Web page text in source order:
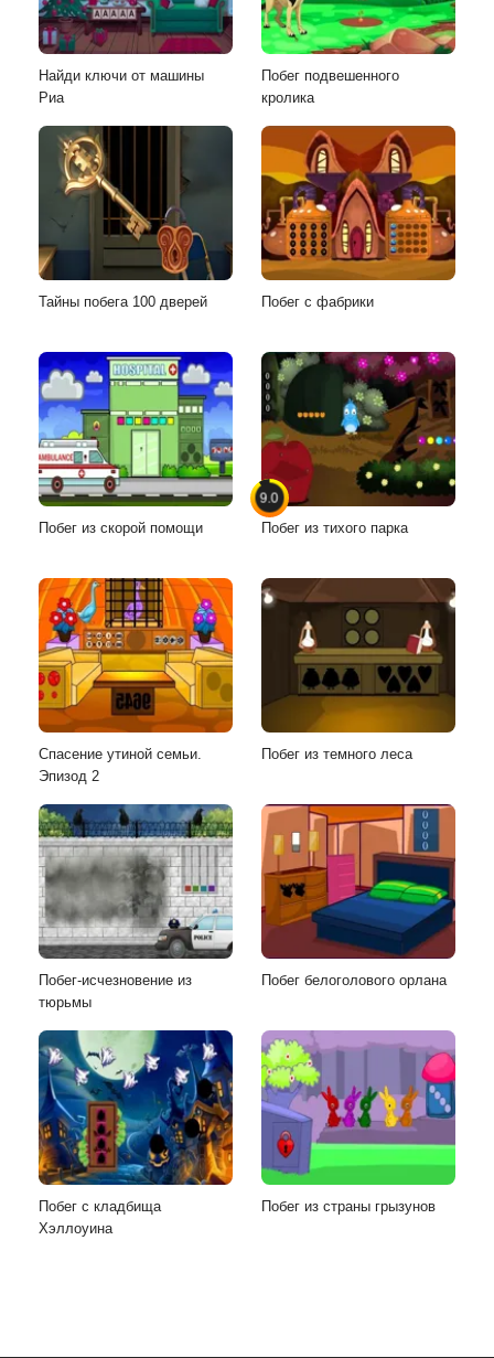
Найди ключи от машины
Риа
Побег подвешенного
кролика
Тайны побега 100 дверей Побег с фабрики
Побег из скорой помощи
9.0
Побег из тихого парка
Спасение утиной семьи.
Эпизод 2
Побег из темного леса
Побег-исчезновение из
тюрьмы
Побег белоголового орлана
Побег с кладбища
Хэллоуина
Побег из страны грызунов